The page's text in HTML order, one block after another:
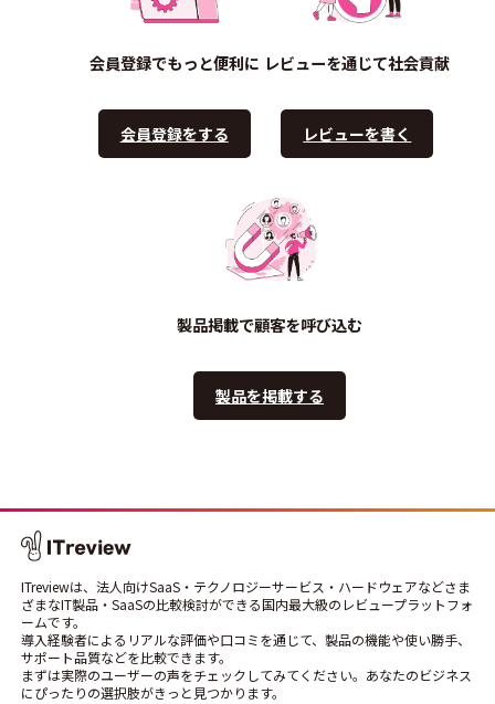
会員登録でもっと便利に
会員登録をする
レビューを通じて社会貢献
レビューを書く
製品掲載で顧客を呼び込む
製品を掲載する
ITreviewは、法人向けSaaS・テクノロジーサービス・ハードウェアなどさま
ざまなIT製品・SaaSの比較検討ができる国内最大級のレビュープラットフォ
ームです。
導入経験者によるリアルな評価や口コミを通じて、製品の機能や使い勝手、
サポート品質などを比較できます。
まずは実際のユーザーの声をチェックしてみてください。あなたのビジネス
にぴったりの選択肢がきっと見つかります。